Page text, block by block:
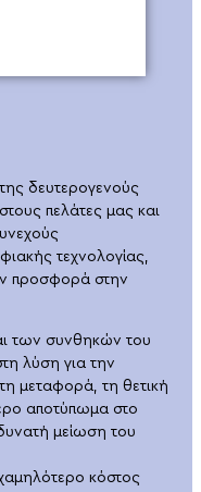
δευτερογενούς
πελάτες μας και
τεχνολογίας,
προσφορά στην
των συνθηκών του
λύση για την
μεταφορά, τη θετική
αποτύπωμα στο
μείωση του
κόστος